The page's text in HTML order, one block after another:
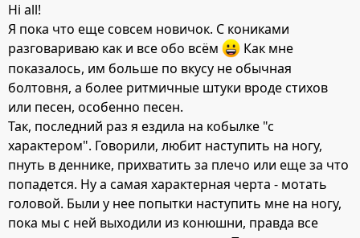
Hi all!
Я пока что еще совсем новичок. С кониками
разговариваю как и все обо всём
Как мне
показалось, им больше по вкусу не обычная
болтовня, а более ритмичные штуки вроде стихов
или песен, особенно песен.
Так, последний раз я ездила на кобылке "с
характером". Говорили, любит наступить на ногу,
пнуть в деннике, прихватить за плечо или еще за что
попадется. Ну а самая характерная черта - мотать
головой. Были у нее попытки наступить мне на ногу,
пока мы с ней выходили из конюшни, правда все